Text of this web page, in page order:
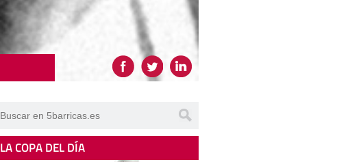
LA COPA DEL DÍA